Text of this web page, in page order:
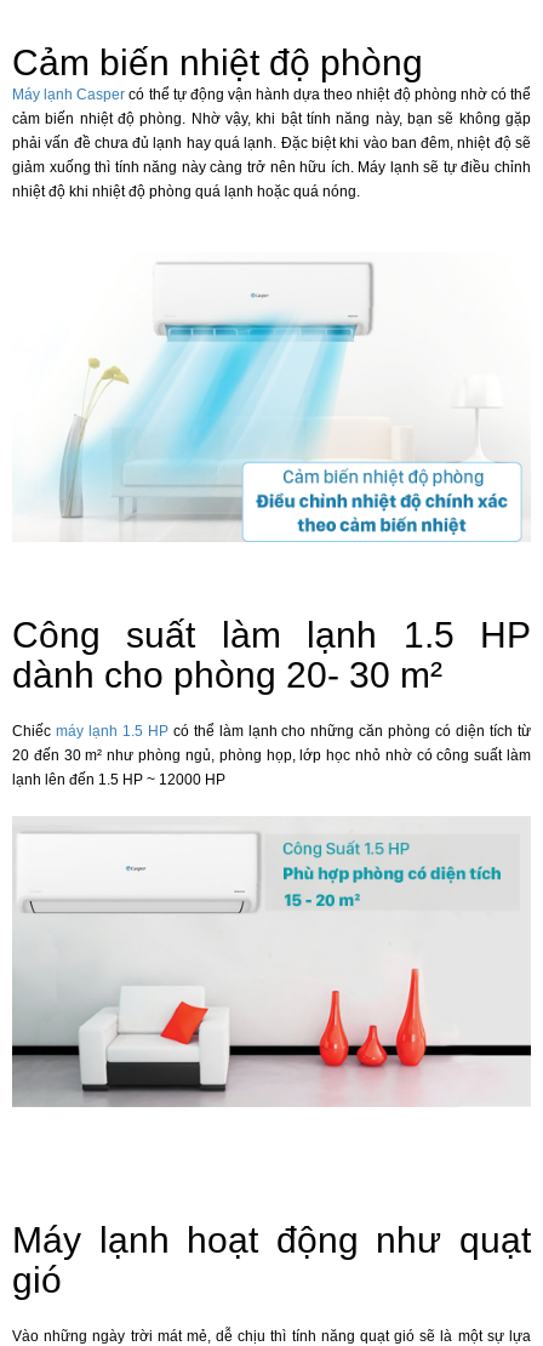
Cảm biến nhiệt độ phòng
Máy lạnh Caspercó thể tự động vận hành dựa theo nhiệt độ phòng nhờ có thể
cảm biến nhiệt độ phòng. Nhờ vậy, khi bật tính năng này, bạn sẽ không gặp
phải vấn đề chưa đủ lạnh hay quá lạnh. Đặc biệt khi vào ban đêm, nhiệt độ sẽ
giảm xuống thì tính năng này càng trở nên hữu ích. Máy lạnh sẽ tự điều chỉnh
nhiệt độ khi nhiệt độ phòng quá lạnh hoặc quá nóng.
Công suất làm lạnh 1.5 HP
dành cho phòng 20- 30 m²
Chiếc máy lạnh 1.5 HPcó thể làm lạnh cho những căn phòng có diện tích từ
20 đến 30 m² như phòng ngủ, phòng họp, lớp học nhỏ nhờ có công suất làm
lạnh lên đến 1.5 HP ~ 12000 HP
Máy lạnh hoạt động như quạt
gió
Vào những ngày trời mát mẻ, dễ chịu thì tính năng quạt gió sẽ là một sự lựa